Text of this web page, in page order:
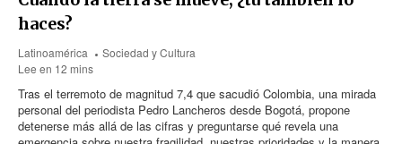
haces?
Latinoamérica
Sociedad y Cultura
Lee en 12 mins
Tras el terremoto de magnitud 7,4 que sacudió Colombia, una mirada
personal del periodista Pedro Lancheros desde Bogotá, propone
detenerse más allá de las cifras y preguntarse qué revela una